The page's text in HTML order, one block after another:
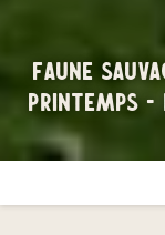
Faune
Printemps